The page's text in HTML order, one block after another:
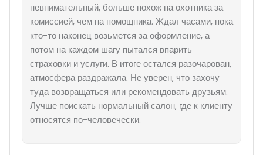
невнимательный, больше похож на охотника за
комиссией, чем на помощника. Ждал часами, пока
кто-то наконец возьмется за оформление, а
потом на каждом шагу пытался впарить
страховки и услуги. В итоге остался разочарован,
атмосфера раздражала. Не уверен, что захочу
туда возвращаться или рекомендовать друзьям.
Лучше поискать нормальный салон, где к клиенту
относятся по-человечески.